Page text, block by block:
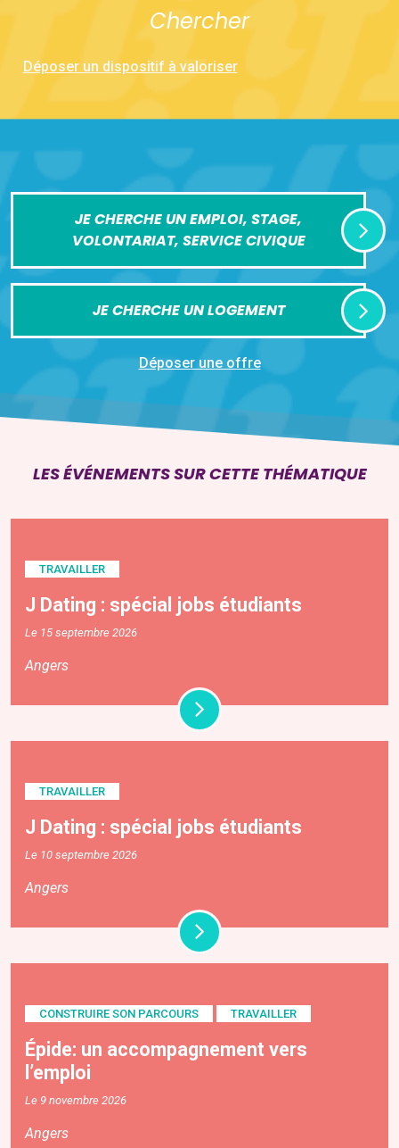
Chercher
Déposer un dispositif à valoriser
JE CHERCHE UN EMPLOI, STAGE,
VOLONTARIAT, SERVICE CIVIQUE
JE CHERCHE UN LOGEMENT
Déposer une offre
LES ÉVÉNEMENTS SUR CETTE THÉMATIQUE
TRAVAILLER
J Dating : spécial jobs étudiants
Le 15 septembre 2026
Angers
TRAVAILLER
J Dating : spécial jobs étudiants
Le 10 septembre 2026
Angers
CONSTRUIRE SON PARCOURS TRAVAILLER
Épide: un accompagnement vers
l’emploi
Le 9 novembre 2026
Angers